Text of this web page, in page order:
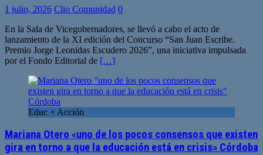
1 julio, 2026 Clio Comunidad 0
En la Sala de Vicegobernadores, se llevó a cabo el acto de
lanzamiento de la XI edición del Concurso “San Juan Escribe.
Premio Jorge Leonidas Escudero 2026”, una iniciativa impulsada
por el Fondo Editorial de […]
Educ + Acción
Mariana Otero «uno de los pocos consensos que existen
gira en torno a que la educación está en crisis» Córdoba